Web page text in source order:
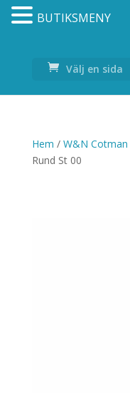
Välj en sida
Hem / W&N Cotman
Rund St 00
BUTIKSMENY